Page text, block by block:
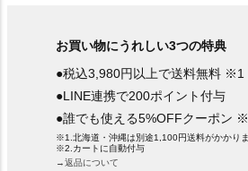
お買い物にうれしい3つの特典
●税込3,980円以上で送料無料 ※1
●LINE連携で200ポイント付与
●誰でも使える5%OFFクーポン
※1.北海道・沖縄は別途1,100円送料がかかり
※2.カートに自動付与
→返品について